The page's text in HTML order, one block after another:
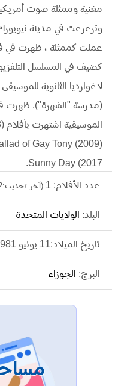
وترعرعت في مدينة
لاغوارديا الثانوية
(مدرسة "الشهرة"). ظهرت
Sunny Day (2017.
عدد الأفلام: 1 (آخر تحديث:01/08/2022)
البلد: الولايات المتحدة
تاريخ الميلاد:11 يونيو 1981
البرج: الجوزاء